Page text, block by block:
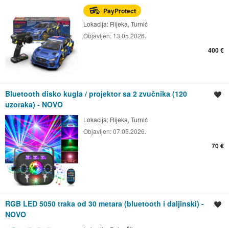
PayProtect
Lokacija: Rijeka, Turnić
Objavljen: 13.05.2026.
400 €
Bluetooth disko kugla / projektor sa 2 zvučnika (120
uzoraka) - NOVO
Lokacija: Rijeka, Turnić
Objavljen:07.05.2026.
70 €
RGB LED 5050 traka od 30 metara (bluetooth i daljinski) -
NOVO